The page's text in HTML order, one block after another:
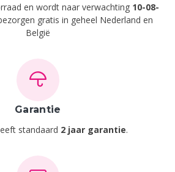
en wordt naar verwachting 10-08-
gratis in geheel Nederland en
België
Garantie
standaard 2 jaar garantie.